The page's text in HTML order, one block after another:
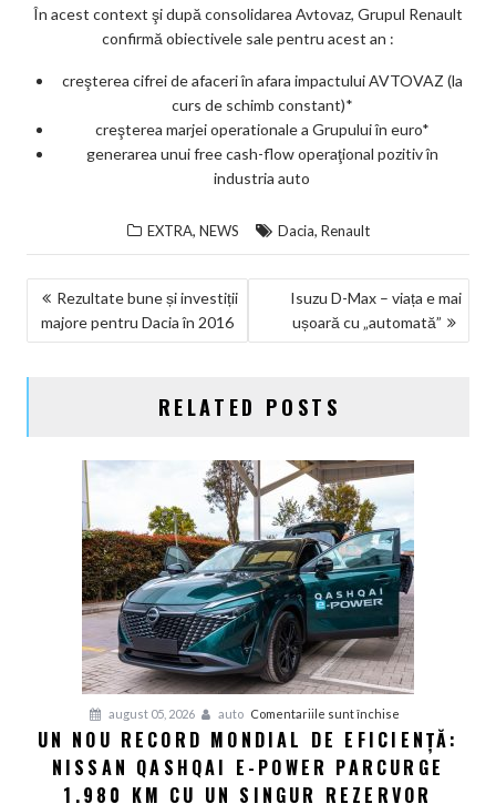
În acest context şi după consolidarea Avtovaz, Grupul Renault
confirmă obiectivele sale pentru acest an :
creşterea cifrei de afaceri în afara impactului AVTOVAZ (la
curs de schimb constant)*
creşterea marjei operationale a Grupului în euro*
generarea unui free cash-flow operaţional pozitiv în
industria auto
EXTRA, NEWS Dacia, Renault
NAVIGARE
ÎN
Rezultate bune și investiții
majore pentru Dacia în 2016
Isuzu D-Max – viața e mai
ușoară cu „automată”
RELATED POSTS
august 05, 2026 auto Comentariile sunt închise
Un
nou
record
UN NOU RECORD MONDIAL DE EFICIENȚĂ:
NISSAN QASHQAI E-POWER PARCURGE
1.980 KM CU UN SINGUR REZERVOR